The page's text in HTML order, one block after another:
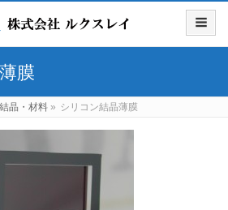
膜
晶・材料 » シリコン結晶薄膜